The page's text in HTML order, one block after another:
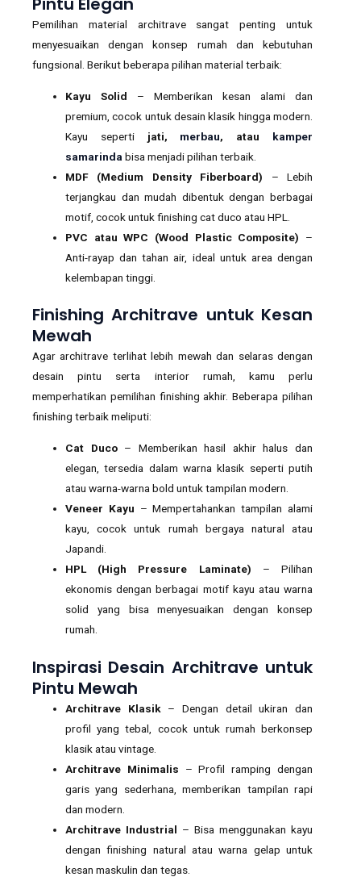
Pemilihan material architrave sangat penting untuk
menyesuaikan dengan konsep rumah dan kebutuhan
fungsional. Berikut beberapa pilihan material terbaik:
Kayu Solid – Memberikan kesan alami dan
premium, cocok untuk desain klasik hingga modern.
Kayu seperti jati, merbau, atau kamper
samarinda bisa menjadi pilihan terbaik.
MDF (Medium Density Fiberboard) – Lebih
terjangkau dan mudah dibentuk dengan berbagai
motif, cocok untuk finishing cat duco atau HPL.
PVC atau WPC (Wood Plastic Composite) –
Anti-rayap dan tahan air, ideal untuk area dengan
kelembapan tinggi.
Finishing Architrave untuk Kesan
Mewah
Agar architrave terlihat lebih mewah dan selaras dengan
desain pintu serta interior rumah, kamu perlu
memperhatikan pemilihan finishing akhir. Beberapa pilihan
finishing terbaik meliputi:
Cat Duco– Memberikan hasil akhir halus dan
elegan, tersedia dalam warna klasik seperti putih
atau warna-warna bold untuk tampilan modern.
Veneer Kayu – Mempertahankan tampilan alami
kayu, cocok untuk rumah bergaya natural atau
Japandi.
HPL (High Pressure Laminate) – Pilihan
ekonomis dengan berbagai motif kayu atau warna
solid yang bisa menyesuaikan dengan konsep
rumah.
Inspirasi Desain Architrave untuk
Pintu Mewah
Architrave Klasik– Dengan detail ukiran dan
profil yang tebal, cocok untuk rumah berkonsep
klasik atau vintage.
Architrave Minimalis – Profil ramping dengan
garis yang sederhana, memberikan tampilan rapi
dan modern.
Architrave Industrial – Bisa menggunakan kayu
dengan finishing natural atau warna gelap untuk
kesan maskulin dan tegas.